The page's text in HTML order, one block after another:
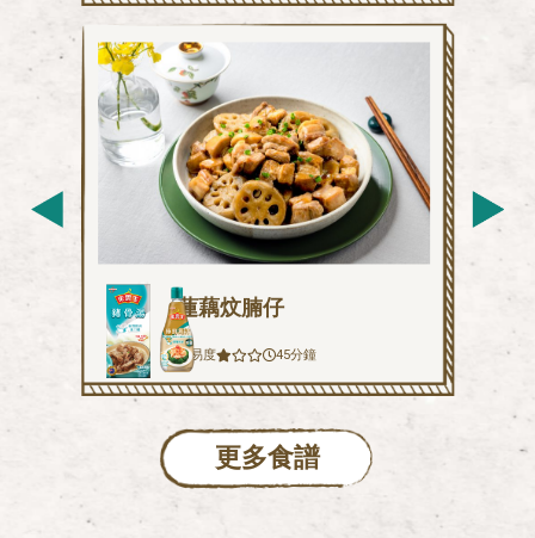
蓮藕炆腩仔
難易度 45分鐘
更多食譜